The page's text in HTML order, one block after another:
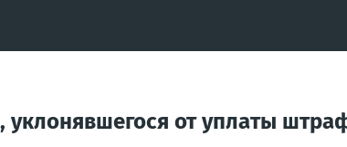
уклонявшегося от уплаты